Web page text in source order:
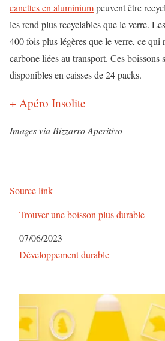
canettes en aluminiumpeuvent être
les rend plus recyclables que le verre.
400 fois plus légères que le verre, ce qui
carbone liées au transport. Ces boissons
disponibles en caisses de 24 packs.
+ Apéro Insolite
Images via Bizzarro Aperitivo
Source link
Trouver une boisson plus durable
Date
07/06/2023
Par rapport à
Développement durable